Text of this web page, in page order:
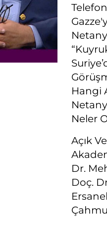
Hangi
Neler
Açık
Dr.
Doç.